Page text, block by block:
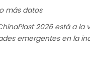
más datos
2026 está a la
emergentes en la